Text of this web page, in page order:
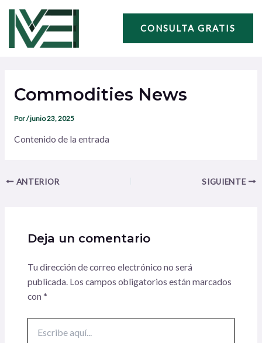
contenido
CONSULTA GRATIS
Commodities News
Por/junio 23, 2025
Contenido de la entrada
entradas
ANTERIOR SIGUIENTE
Deja un comentario
Tu dirección de correo electrónico no será
publicada. Los campos obligatorios están marcados
con *
aquí...